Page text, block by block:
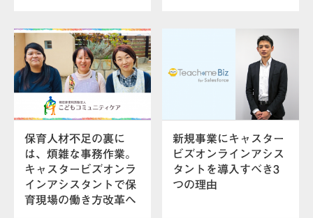
保育人材不足の裏に
は、煩雑な事務作業。
キャスタービズオンラ
インアシスタントで保
育現場の働き方改革へ
新規事業にキャスター
ビズオンラインアシス
タントを導入すべき3
つの理由